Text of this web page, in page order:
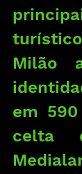
Milão
em
celta